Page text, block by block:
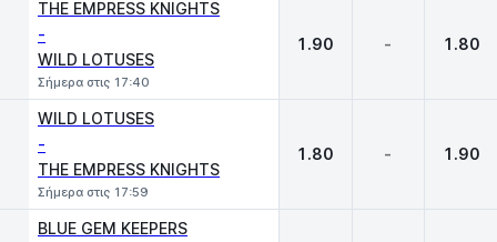
THE EMPRESS KNIGHTS
-
WILD LOTUSES
Σήμερα στις 17:40
1.90 - 1.80
WILD LOTUSES
-
THE EMPRESS KNIGHTS
Σήμερα στις 17:59
1.80 - 1.90
BLUE GEM KEEPERS